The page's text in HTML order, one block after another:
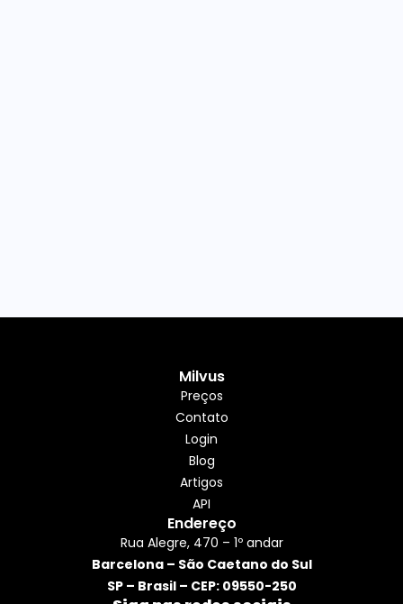
Milvus
Preços
Contato
Login
Blog
Artigos
API
Endereço
Rua Alegre, 470 – 1º andar
Barcelona – São Caetano do Sul
SP – Brasil – CEP: 09550-250